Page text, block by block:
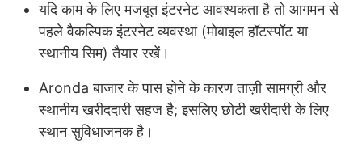
यदि काम के लिए मजबूत इंटरनेट आवश्यकता है तो आगमन से
पहले वैकल्पिक इंटरनेट व्यवस्था (मोबाइल हॉटस्पॉट या
स्थानीय सिम) तैयार रखें।
Aronda बाजार के पास होने के कारण ताज़ी सामग्री और
स्थानीय खरीददारी सहज है; इसलिए छोटी खरीदारी के लिए
स्थान सुविधाजनक है।